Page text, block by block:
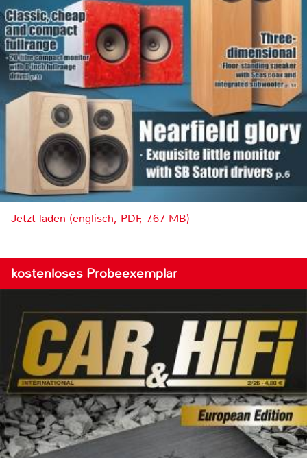
Jetzt laden (englisch, PDF, 7.67 MB)
kostenloses Probeexemplar